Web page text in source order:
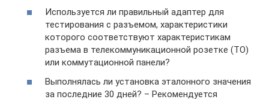
Используется ли правильный адаптер для
тестирования с разъемом, характеристики
которого соответствуют характеристикам
разъема в телекоммуникационной розетке (TO)
или коммутационной панели?
Выполнялась ли установка эталонного значения
за последние 30 дней? – Рекомендуется